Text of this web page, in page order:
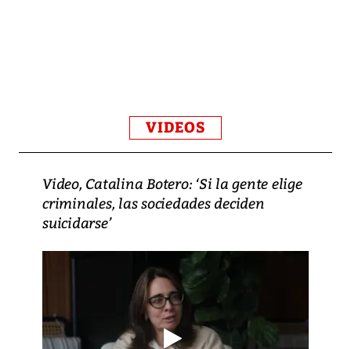
VIDEOS
Video, Catalina Botero: ‘Si la gente elige
criminales, las sociedades deciden
suicidarse’